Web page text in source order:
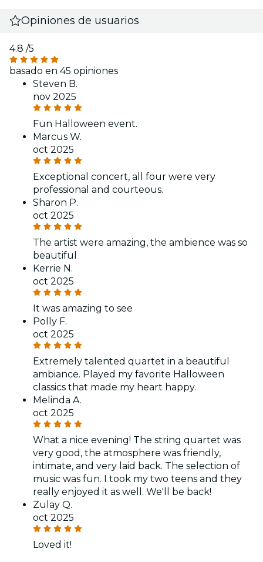
Opiniones de usuarios
4.8 /5
basado en 45 opiniones
Steven B.
nov 2025
Fun Halloween event.
Marcus W.
oct 2025
Exceptional concert, all four were very
professional and courteous.
Sharon P.
oct 2025
The artist were amazing, the ambience was so
beautiful
Kerrie N.
oct 2025
It was amazing to see
Polly F.
oct 2025
Extremely talented quartet in a beautiful
ambiance. Played my favorite Halloween
classics that made my heart happy.
Melinda A.
oct 2025
What a nice evening! The string quartet was
very good, the atmosphere was friendly,
intimate, and very laid back. The selection of
music was fun. I took my two teens and they
really enjoyed it as well. We'll be back!
Zulay Q.
oct 2025
Loved it!